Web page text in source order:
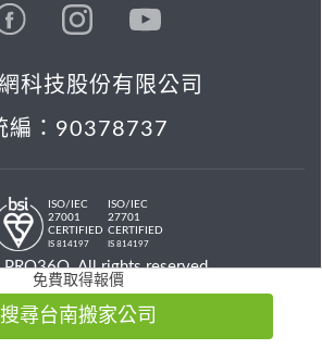
科技股份有限公司
編：90378737
ISO/IEC
27001
CERTIFIED
IS 814197
ISO/IEC
27701
CERTIFIED
IS 814197
All rights reserved.
免費取得報價
搜尋台南搬家公司